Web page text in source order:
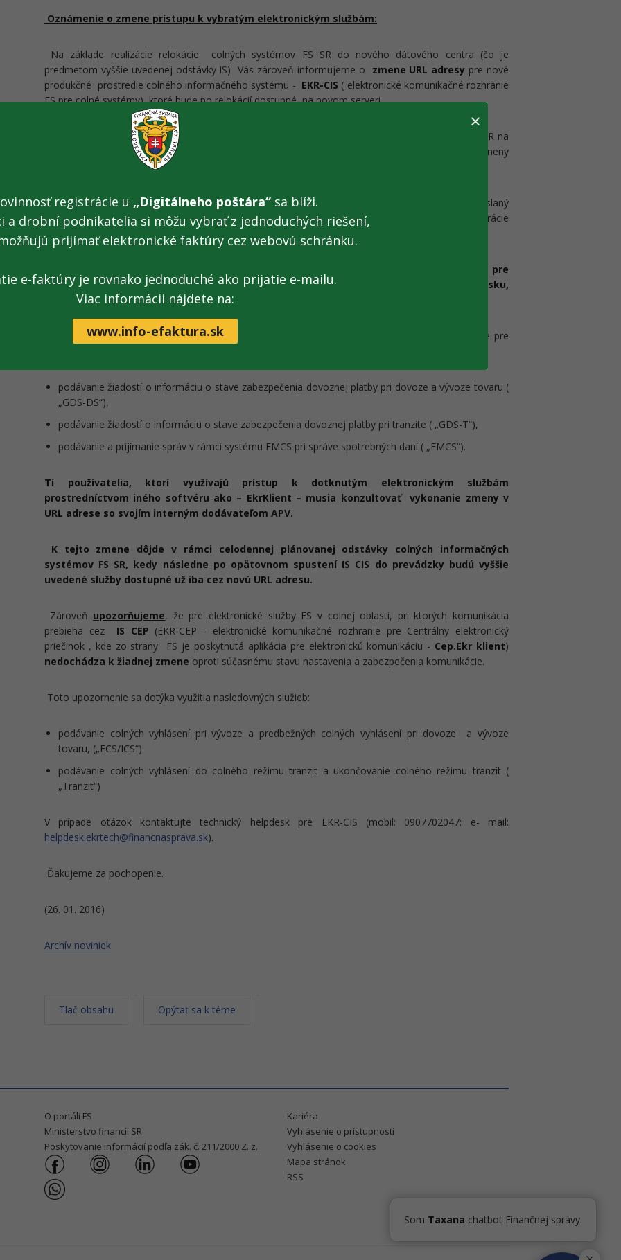
Oznámenie o zmene prístupu k vybratým elektronickým službám:
Na základe realizácie relokácie colných systémov FS SR do nového dátového centra (čo je
predmetom vyššie uvedenej odstávky IS) Vás zároveň informujeme o zmene URL adresy pre nové
produkčné prostredie colného informačného systému - EKR-CIS ( elektronické komunikačné rozhranie
FS pre colné systémy), ktoré bude po relokácií dostupné na novom serveri.
Pre deklarantov ako externých používateľov APV
, ktoré je poskytované zo strany FS SR na
účely elektronickej komunikácie pre
, to znamená potrebu vykonania zmeny
URL adresy pre komunikáciu s EKR
Vzor nastavenia zmenyURL adresy pre komunikáciu s EKR cez APV - EkrKlient,
bol zaslaný
externým používateľom na e-mailové adresy, ktoré sú na strane FS evidované v rámci registrácie
externých subjektov pre služby EKR-CIS.
URL adresy pre
komunikáciu s EKR cez APV EkrKlient sa môžu obrátiť na kontakty technického helpdesku,
ktoré sú uvedené nižšie.
Uvedená zmenaURL adresypre ISEKR-CIS
sa dotýka zabezpečenia elektronickej komunikácie pre
podávanie žiadostí o informáciu o stave zabezpečenia dovoznej platby pri dovoze a vývoze tovaru (
„GDS-DS“),
podávanie žiadostí o informáciu o stave zabezpečenia dovoznej platby pri tranzite ( „GDS-T“),
podávanie a prijímanie správ v rámci systému EMCS pri správe spotrebných daní ( „EMCS“).
Tí používatelia, ktorí využívajú prístup k dotknutým elektronickým službám
prostredníctvom iného softvéru ako – EkrKlient – musia konzultovať vykonanie zmeny v
URL adrese so svojím interným dodávateľom APV.
K tejto zmene dôjde v rámci celodennej plánovanej odstávky colných informačných
systémov FS SR, kedy následne po opätovnom spustení IS CIS do prevádzky budú vyššie
uvedené služby dostupné už iba cez novú URL adresu.
Zároveň upozorňujeme, že pre elektronické služby FS v colnej oblasti, pri ktorých komunikácia
prebieha cez IS CEP (EKR-CEP - elektronické komunikačné rozhranie pre Centrálny elektronický
priečinok , kde zo strany FS je poskytnutá aplikácia pre elektronickú komunikáciu - Cep.Ekr klient)
nedochádza k žiadnej zmene oproti súčasnému stavu nastavenia a zabezpečenia komunikácie.
Toto upozornenie sa dotýka využitia nasledovných služieb:
podávanie colných vyhlásení pri vývoze a predbežných colných vyhlásení pri dovoze a vývoze
tovaru, („ECS/ICS“)
podávanie colných vyhlásení do colného režimu tranzit a ukončovanie colného režimu tranzit (
„Tranzit“)
V prípade otázok kontaktujte technický helpdesk pre EKR-CIS (mobil: 0907702047; e- mail:
helpdesk.ekrtech@financnasprava.sk).
Ďakujeme za pochopenie.
(26. 01. 2016)
Archív noviniek
Tlač obsahu Opýtať sa k téme
O portáli FS
Ministerstvo financií SR
Poskytovanie informácií podľa zák. č. 211/2000 Z. z.
Kariéra
Vyhlásenie o prístupnosti
Vyhlásenie o cookies
Mapa stránok
RSS
Som Taxana chatbot Finančnej správy.
×
registrácie u „Digitálneho poštára“ sa blíži.
a drobní podnikatelia si môžu vybrať z jednoduchých riešení,
prijímať elektronické faktúry cez webovú schránku.
e-faktúry je rovnako jednoduché ako prijatie e-mailu.
Viac informácii nájdete na:
www.info-efaktura.sk